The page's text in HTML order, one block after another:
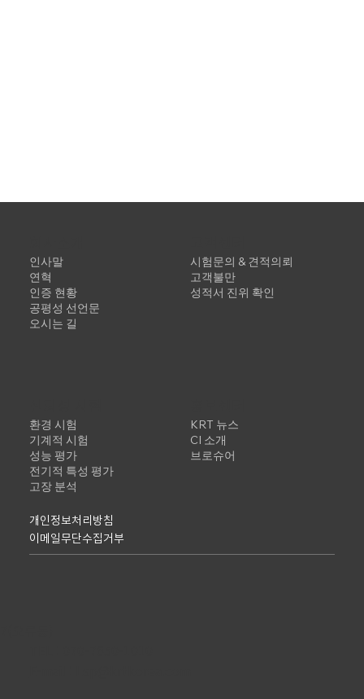
개인정보처리방침
이메일무단수집거부
인사말
연혁
인증 현황
공평성 선언문
오시는 길
환경 시험
기계적 시험
성능 평가
전기적 특성 평가
고장 분석
시험문의 & 견적의뢰
고객불만
성적서 진위 확인
KRT 뉴스
CI 소개
브로슈어